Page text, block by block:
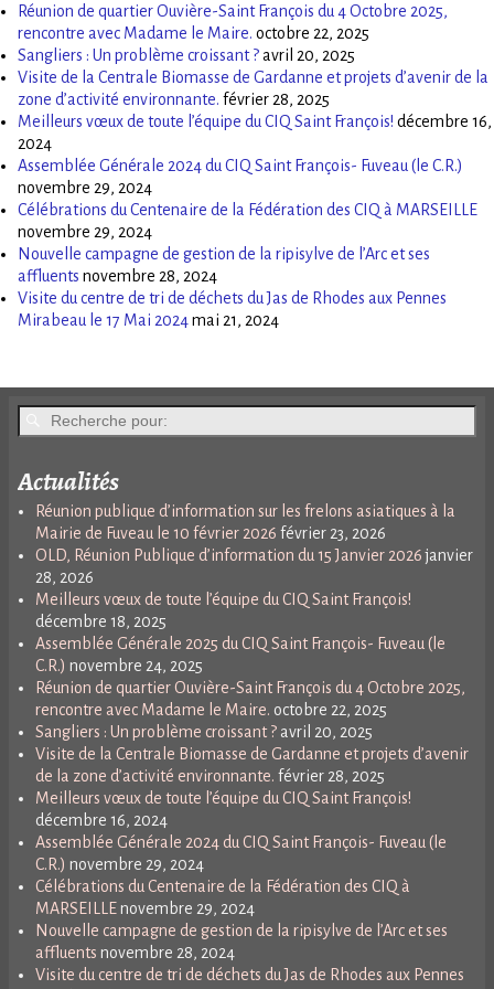
Réunion de quartier Ouvière-Saint François du 4 Octobre 2025,
rencontre avec Madame le Maire. octobre 22, 2025
Sangliers : Un problème croissant ?avril 20, 2025
Visite de la Centrale Biomasse de Gardanne et projets d’avenir de la
zone d’activité environnante. février 28, 2025
Meilleurs vœux de toute l’équipe du CIQ Saint François! décembre 16,
2024
Assemblée Générale 2024 du CIQ Saint François- Fuveau (le C.R.)
novembre 29, 2024
Célébrations du Centenaire de la Fédération des CIQ à MARSEILLE
novembre 29, 2024
Nouvelle campagne de gestion de la ripisylve de l’Arc et ses
affluents novembre 28, 2024
Visite du centre de tri de déchets du Jas de Rhodes aux Pennes
Mirabeau le 17 Mai 2024mai 21, 2024
Actualités
Réunion publique d’information sur les frelons asiatiques à la
Mairie de Fuveau le 10 février 2026 février 23, 2026
OLD, Réunion Publique d’information du 15 Janvier 2026 janvier
28, 2026
Meilleurs vœux de toute l’équipe du CIQ Saint François!
décembre 18, 2025
Assemblée Générale 2025 du CIQ Saint François- Fuveau (le
C.R.) novembre 24, 2025
Réunion de quartier Ouvière-Saint François du 4 Octobre 2025,
rencontre avec Madame le Maire. octobre 22, 2025
Sangliers : Un problème croissant ? avril 20, 2025
Visite de la Centrale Biomasse de Gardanne et projets d’avenir
de la zone d’activité environnante. février 28, 2025
Meilleurs vœux de toute l’équipe du CIQ Saint François!
décembre 16, 2024
Assemblée Générale 2024 du CIQ Saint François- Fuveau (le
C.R.) novembre 29, 2024
Célébrations du Centenaire de la Fédération des CIQ à
MARSEILLEnovembre 29, 2024
Nouvelle campagne de gestion de la ripisylve de l’Arc et ses
affluents novembre 28, 2024
Visite du centre de tri de déchets du Jas de Rhodes aux Pennes